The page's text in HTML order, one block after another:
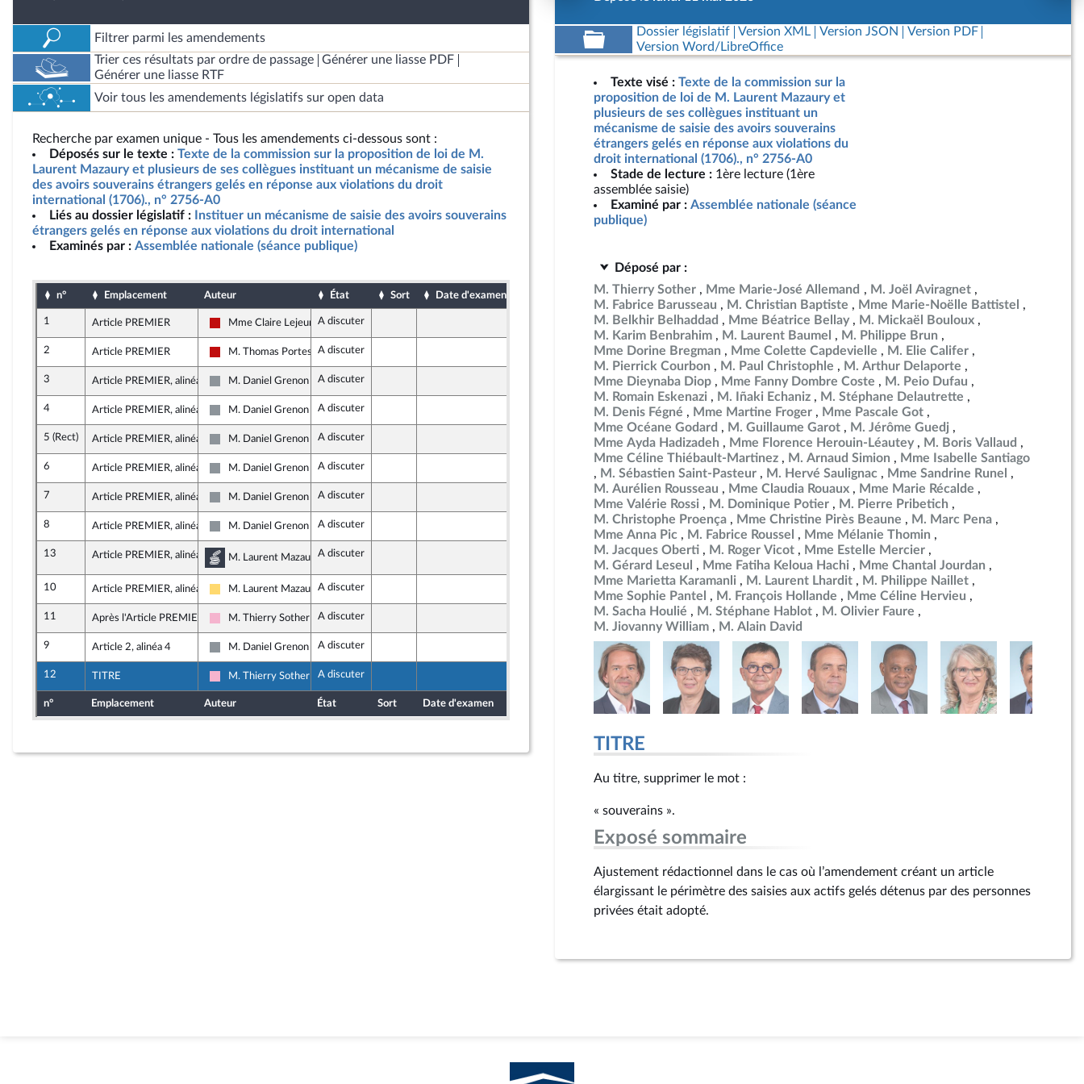
Filtrer parmi les amendements
Trier ces résultats par ordre de passage
Générer une liasse PDF
Générer une liasse RTF
Voir tous les amendements législatifs sur open data
Recherche par examen unique - Tous les amendements ci-dessous sont :
Déposés sur le texte : Texte de la commission sur la proposition de loi de M.
Laurent Mazaury et plusieurs de ses collègues instituant un mécanisme de saisie
des avoirs souverains étrangers gelés en réponse aux violations du droit
international (1706)., n° 2756-A0
Liés au dossier législatif :
Instituer un mécanisme de saisie des avoirs souverains
étrangers gelés en réponse aux violations du droit international
Examinés par : Assemblée nationale (séance publique)
n° Emplacement Auteur État Sort Date d'examen Date de dépôt
1 Article PREMIER
La France insoumise - Nouveau Front Populaire
Mme Claire LejeuneA discuter
2 Article PREMIER
La France insoumise - Nouveau Front Populaire
M. Thomas Portes A discuter
3 Article PREMIER, alinéa 2
Non inscrit
M. Daniel Grenon A discuter
4 Article PREMIER, alinéa 3
Non inscrit
M. Daniel Grenon A discuter
5 (Rect) Article PREMIER, alinéa 11
Non inscrit
M. Daniel Grenon A discuter
6 Article PREMIER, alinéa 9
Non inscrit
M. Daniel Grenon A discuter
7 Article PREMIER, alinéa 10
Non inscrit
M. Daniel Grenon A discuter
8 Article PREMIER, alinéa 10
Non inscrit
M. Daniel Grenon A discuter
13 Article PREMIER, alinéa 10 Commission des finances, de l'économie générale et du contrôle budgétaire
M. Laurent Mazaury, rapporteur de la commission des finances
A discuter
10 Article PREMIER, alinéa 11
Libertés, Indépendants, Outre-mer et Territoires
M. Laurent MazauryA discuter
11 Après l'Article PREMIER
Socialistes et apparentés
M. Thierry Sother A discuter
9 Article 2, alinéa 4
Non inscrit
M. Daniel Grenon A discuter
12 TITRE
Socialistes et apparentés
M. Thierry Sother A discuter
n° Emplacement Auteur État Sort Date d'examen
Dossier législatif Version XML Version JSON
Version PDF
Version Word/LibreOffice
Texte visé : Texte de la commission sur la
proposition de loi de M. Laurent Mazaury et
plusieurs de ses collègues instituant un
mécanisme de saisie des avoirs souverains
étrangers gelés en réponse aux violations du
droit international (1706)., n° 2756-A0
Stade de lecture : 1ère lecture (1ère
assemblée saisie)
Examiné par : Assemblée nationale (séance
publique)
Déposé par :
M. Thierry Sother
Mme Marie-José Allemand
M. Joël Aviragnet
M. Fabrice Barusseau
M. Christian Baptiste
Mme Marie-Noëlle Battistel
M. Belkhir Belhaddad
Mme Béatrice Bellay
M. Mickaël Bouloux
M. Karim Benbrahim
M. Laurent Baumel
M. Philippe Brun
Mme Dorine Bregman
Mme Colette Capdevielle
M. Elie Califer
M. Pierrick Courbon
M. Paul Christophle
M. Arthur Delaporte
Mme Dieynaba Diop
Mme Fanny Dombre Coste
M. Peio Dufau
M. Romain Eskenazi
M. Iñaki Echaniz
M. Stéphane Delautrette
M. Denis Fégné
Mme Martine Froger
Mme Pascale Got
Mme Océane Godard
M. Guillaume Garot
M. Jérôme Guedj
Mme Ayda Hadizadeh
Mme Florence Herouin-Léautey
M. Boris Vallaud
Mme Céline Thiébault-Martinez
M. Arnaud Simion
Mme Isabelle Santiago
M. Sébastien Saint-Pasteur
M. Hervé Saulignac
Mme Sandrine Runel
M. Aurélien Rousseau
Mme Claudia Rouaux
Mme Marie Récalde
Mme Valérie Rossi
M. Dominique Potier
M. Pierre Pribetich
M. Christophe Proença
Mme Christine Pirès Beaune
M. Marc Pena
Mme Anna Pic
M. Fabrice Roussel
Mme Mélanie Thomin
M. Jacques Oberti
M. Roger Vicot
Mme Estelle Mercier
M. Gérard Leseul
Mme Fatiha Keloua Hachi
Mme Chantal Jourdan
Mme Marietta Karamanli
M. Laurent Lhardit
M. Philippe Naillet
Mme Sophie Pantel
M. François Hollande
Mme Céline Hervieu
M. Sacha Houlié
M. Stéphane Hablot
M. Olivier Faure
M. Jiovanny William
M. Alain David
TITRE
Au titre, supprimer le mot :
« souverains ».
Exposé sommaire
Ajustement rédactionnel dans le cas où l’amendement créant un article
élargissant le périmètre des saisies aux actifs gelés détenus par des personnes
privées était adopté.